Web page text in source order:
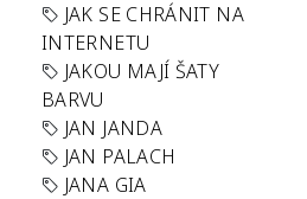
JAK SE CHRÁNIT NA
INTERNETU
JAKOU MAJÍ ŠATY
BARVU
JAN JANDA
JAN PALACH
JANA GIA